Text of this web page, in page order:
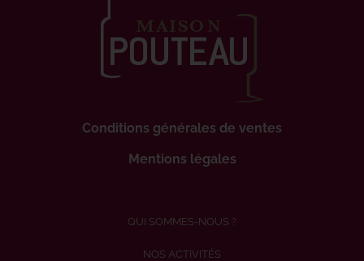
Conditions générales de ventes
Mentions légales
QUI SOMMES-NOUS ?
NOS ACTIVITÉS